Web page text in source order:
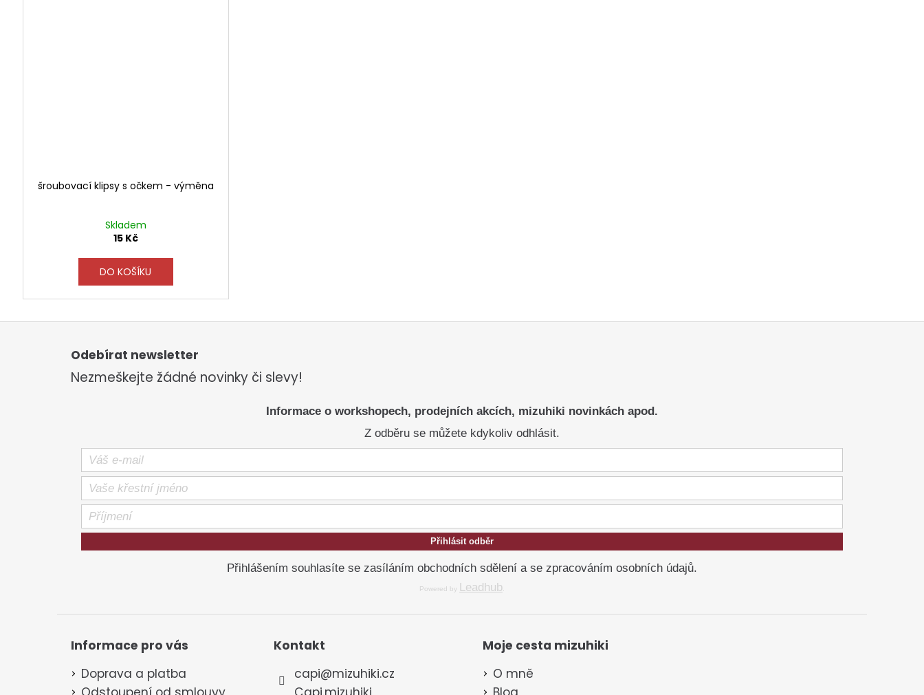
šroubovací klipsy s očkem - výměna
Skladem
15 Kč
DO KOŠÍKU
Z
Odebírat newsletter
Nezmeškejte žádné novinky či slevy!
Informace o workshopech, prodejních akcích, mizuhiki novinkách apod.
Z odběru se můžete kdykoliv odhlásit.
Přihlásit odběr
Přihlášením souhlasíte se zasíláním obchodních sdělení a se zpracováním osobních údajů.
Powered by Leadhub
Informace pro vás
Doprava a platba
Kontakt
capi@mizuhiki.cz
Moje cesta mizuhiki
O mně